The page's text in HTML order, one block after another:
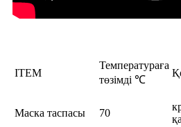
ITEM
Температураға
төзімді ℃
Маска таспасы 70